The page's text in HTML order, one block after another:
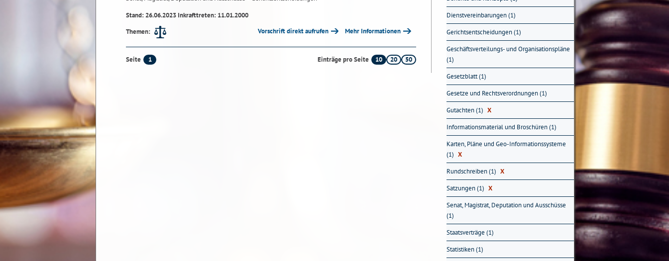
Stand: 26.06.2023 Inkrafttreten: 11.01.2000
Themen:
Vorschrift direkt aufrufen Mehr Informationen
Seite 1 Einträge pro Seite 10 20 50
Dienstvereinbarungen (1)
Gerichtsentscheidungen (1)
Geschäftsverteilungs- und Organisationspläne
(1)
Gesetzblatt (1)
Gesetze und Rechtsverordnungen (1)
Gutachten (1) X
Informationsmaterial und Broschüren (1)
Karten, Pläne und Geo-Informationssysteme
(1) X
Rundschreiben (1) X
Satzungen (1) X
Senat, Magistrat, Deputation und Ausschüsse
(1)
Staatsverträge (1)
Statistiken (1)